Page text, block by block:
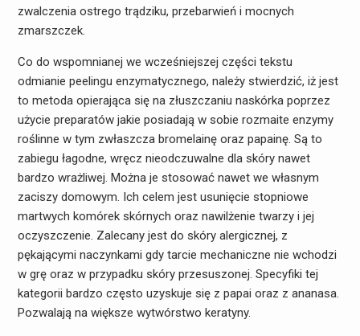
zwalczenia ostrego trądziku, przebarwień i mocnych
zmarszczek.
Co do wspomnianej we wcześniejszej części tekstu
odmianie peelingu enzymatycznego, należy stwierdzić, iż jest
to metoda opierająca się na złuszczaniu naskórka poprzez
użycie preparatów jakie posiadają w sobie rozmaite enzymy
roślinne w tym zwłaszcza bromelainę oraz papainę. Są to
zabiegu łagodne, wręcz nieodczuwalne dla skóry nawet
bardzo wrażliwej. Można je stosować nawet we własnym
zaciszy domowym. Ich celem jest usunięcie stopniowe
martwych komórek skórnych oraz nawilżenie twarzy i jej
oczyszczenie. Zalecany jest do skóry alergicznej, z
pękającymi naczynkami gdy tarcie mechaniczne nie wchodzi
w grę oraz w przypadku skóry przesuszonej. Specyfiki tej
kategorii bardzo często uzyskuje się z papai oraz z ananasa.
Pozwalają na większe wytwórstwo keratyny.